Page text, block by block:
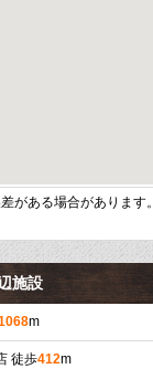
がある場合があります。
施設
m
徒歩412m